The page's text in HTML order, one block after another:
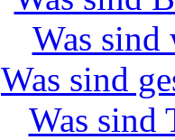
Was sind
Was sind
Was sind